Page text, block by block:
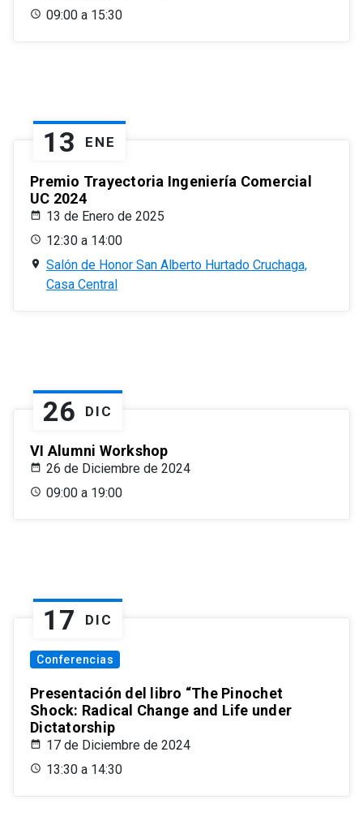
09:00 a 15:30
13 ENE
Premio Trayectoria Ingeniería Comercial
UC 2024
13 de Enero de 2025
12:30 a 14:00
Salón de Honor San Alberto Hurtado Cruchaga,
Casa Central
26 DIC
VI Alumni Workshop
26 de Diciembre de 2024
09:00 a 19:00
17 DIC
Conferencias
Presentación del libro “The Pinochet
Shock: Radical Change and Life under
Dictatorship
17 de Diciembre de 2024
13:30 a 14:30